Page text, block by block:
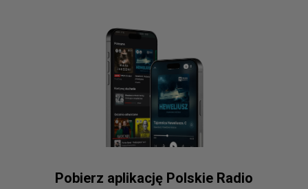
Pobierz aplikację Polskie Radio